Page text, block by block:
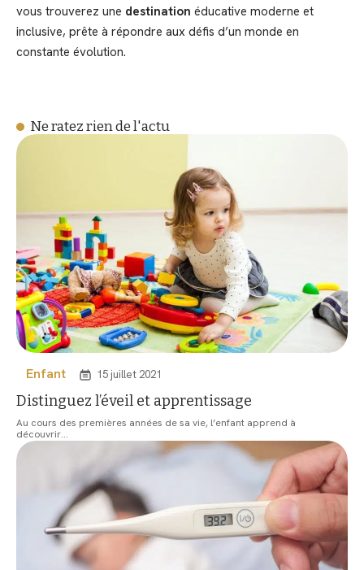
vous trouverez une destination éducative moderne et
inclusive, prête à répondre aux défis d’un monde en
constante évolution.
Ne ratez rien de l'actu
Enfant 15 juillet 2021
Distinguez l’éveil et apprentissage
Au cours des premières années de sa vie, l’enfant apprend à
découvrir…